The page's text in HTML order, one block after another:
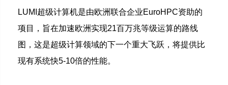
LUMI超级计算机是由欧洲联合企业EuroHPC资助的
项目，旨在加速欧洲实现21百万兆等级运算的路线
图，这是超级计算领域的下一个重大飞跃，将提供比
现有系统快5-10倍的性能。